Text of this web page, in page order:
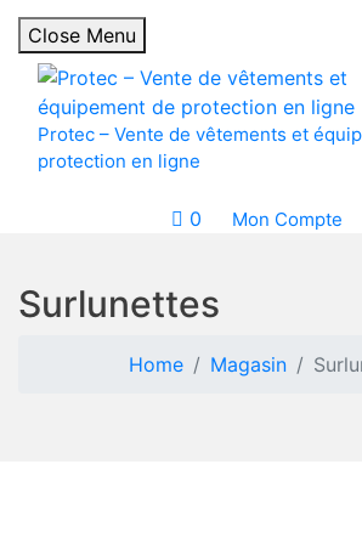
Close Menu
Protec – Vente de vêtements et
protection en ligne
0 Mon Compte
Surlunettes
Home Magasin